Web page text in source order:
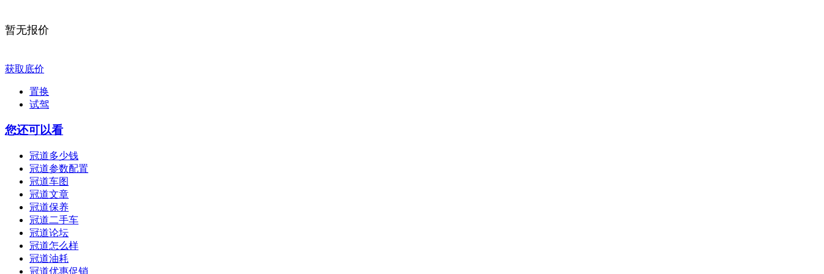
暂无报价
获取底价
置换
试驾
您还可以看
冠道多少钱
冠道参数配置
冠道车图
冠道文章
冠道保养
冠道二手车
冠道论坛
冠道怎么样
冠道油耗
冠道优惠促销